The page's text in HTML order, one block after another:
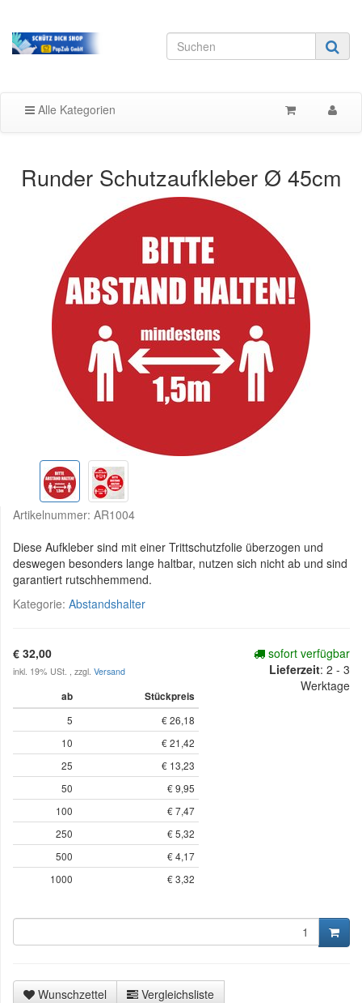
Alle Kategorien
Runder Schutzaufkleber Ø 45cm
Artikelnummer: AR1004
Diese Aufkleber sind mit einer Trittschutzfolie überzogen und
deswegen besonders lange haltbar, nutzen sich nicht ab und sind
garantiert rutschhemmend.
Kategorie: Abstandshalter
€ 32,00
inkl. 19% USt. , zzgl. Versand
ab
Stückpreis
5
€ 26,18
10
€ 21,42
25
€ 13,23
50
€ 9,95
100
€ 7,47
250
€ 5,32
500
€ 4,17
1000
€ 3,32
sofort verfügbar
Lieferzeit: 2 - 3
Werktage
Wunschzettel
Vergleichsliste